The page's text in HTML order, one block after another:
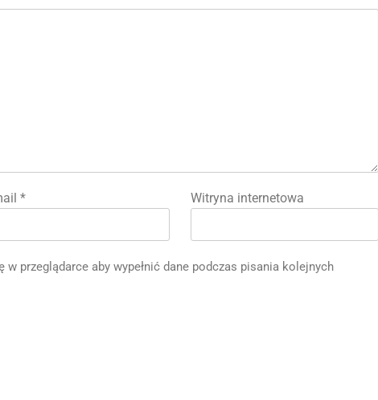
* Witryna internetowa
przeglądarce aby wypełnić dane podczas pisania kolejnych